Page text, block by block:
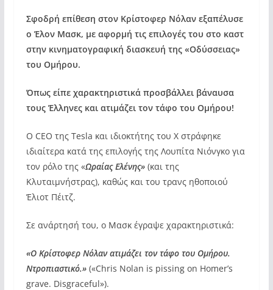
Σφοδρή επίθεση στον Κρίστοφερ Νόλαν εξαπέλυσε
ο Έλον Μασκ, με αφορμή τις επιλογές του στο καστ
στην κινηματογραφική διασκευή της «Οδύσσειας»
του Ομήρου.
Όπως είπε χαρακτηριστικά προσβάλλει βάναυσα
τους Έλληνες και ατιμάζει τον τάφο του Ομήρου!
Ο CEO της Tesla και ιδιοκτήτης του X στράφηκε
ιδιαίτερα κατά της επιλογής της Λουπίτα Νιόνγκο για
τον ρόλο της «Ωραίας Ελένης»(και της
Κλυταιμνήστρας), καθώς και του τρανς ηθοποιού
Έλιοτ Πέιτζ.
Σε ανάρτησή του, ο Μασκ έγραψε χαρακτηριστικά:
«Ο Κρίστοφερ Νόλαν ατιμάζει τον τάφο του Ομήρου.
Ντροπιαστικό.» («Chris Nolan is pissing on Homer’s
grave. Disgraceful»).